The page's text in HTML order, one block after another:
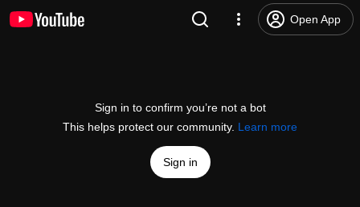
Open App
Sign in to confirm you’re not a bot
This helps protect our community. Learn more
Sign in